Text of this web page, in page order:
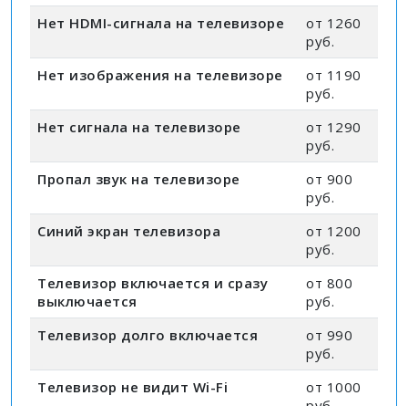
Нет HDMI-сигнала на телевизоре
от 1260
руб.
Нет изображения на телевизоре
от 1190
руб.
Нет сигнала на телевизоре
от 1290
руб.
Пропал звук на телевизоре
от 900
руб.
Синий экран телевизора
от 1200
руб.
Телевизор включается и сразу
выключается
от 800
руб.
Телевизор долго включается
от 990
руб.
Телевизор не видит Wi-Fi
от 1000